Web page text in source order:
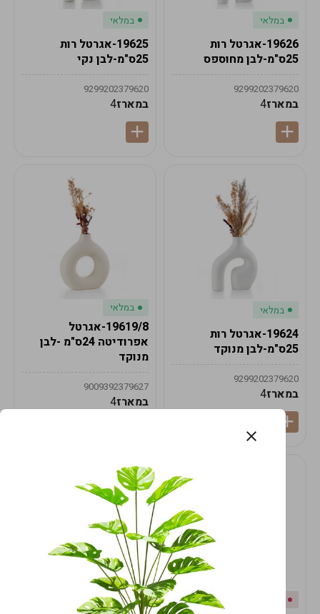
במלאי
19626-אגרטל רות
25ס"מ-לבן מחוספס
9299202379620
במארז4
במלאי
19625-אגרטל רות
25ס"מ-לבן נקי
9299202379620
במארז4
במלאי
19624-אגרטל רות
25ס"מ-לבן מנוקד
9299202379620
במארז4
במלאי
19619/8-אגרטל
אפרודיטה 24ס"מ -לבן
מנוקד
9009392379627
במארז4
במלאי